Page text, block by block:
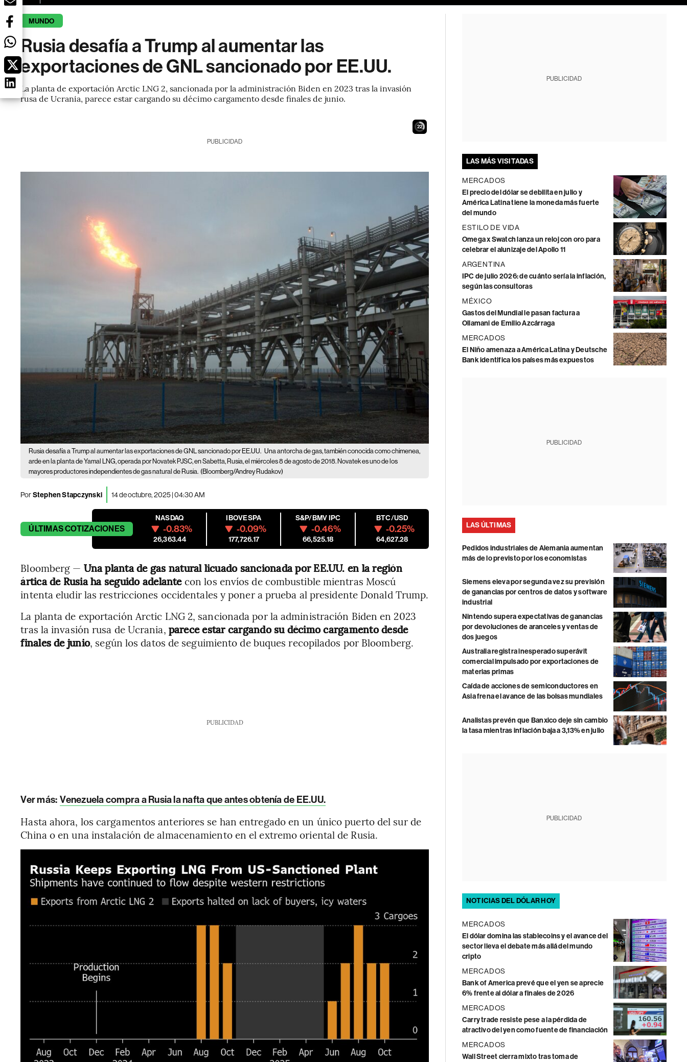
MUNDO
Rusia desafía a Trump al aumentar las
exportaciones de GNL sancionado por EE.UU.
La planta de exportación Arctic LNG 2, sancionada por la administración Biden en 2023 tras la invasión
rusa de Ucrania, parece estar cargando su décimo cargamento desde finales de junio.
20
PUBLICIDAD
Rusia desafía a Trump al aumentar las exportaciones de GNL sancionado por EE.UU. Una antorcha de gas, también conocida como chimenea,
arde en la planta de Yamal LNG, operada por Novatek PJSC, en Sabetta, Rusia, el miércoles 8 de agosto de 2018. Novatek es uno de los
mayores productores independientes de gas natural de Rusia. (Bloomberg/Andrey Rudakov)
PorStephen Stapczynski 14 de octubre, 2025 | 04:30 AM
ÚLTIMASCOTIZACIONES
NASDAQ
-0.83%
26,363.44
IBOVESPA
-0.09%
177,726.17
S&P/BMV IPC
-0.46%
66,525.18
BTC/USD
-0.25%
64,627.28
Bloomberg — Una planta de gas natural licuado sancionada por EE.UU. en la región
ártica de Rusia ha seguido adelantecon los envíos de combustible mientras Moscú
intenta eludir las restricciones occidentales y poner a prueba al presidente Donald Trump.
La planta de exportación Arctic LNG 2, sancionada por la administración Biden en 2023
tras la invasión rusa de Ucrania, parece estar cargando su décimo cargamento desde
finales de junio, según los datos de seguimiento de buques recopilados por Bloomberg.
PUBLICIDAD
Ver más: Venezuela compra a Rusia la nafta que antes obtenía de EE.UU.
Hasta ahora, los cargamentos anteriores se han entregado en un único puerto del sur de
China o en una instalación de almacenamiento en el extremo oriental de Rusia.
PUBLICIDAD
LAS MÁS VISITADAS
MERCADOS
El precio del dólar se debilita en julio y
América Latina tiene la moneda más fuerte
del mundo
ESTILO DE VIDA
Omega x Swatch lanza un reloj con oro para
celebrar el alunizaje del Apollo 11
ARGENTINA
IPC de julio 2026: de cuánto sería la inflación,
según las consultoras
MÉXICO
Gastos del Mundial le pasan factura a
Ollamani de Emilio Azcárraga
MERCADOS
El Niño amenaza a América Latina y Deutsche
Bank identifica los países más expuestos
PUBLICIDAD
LAS ÚLTIMAS
Pedidos industriales de Alemania aumentan
más de lo previsto por los economistas
Siemens eleva por segunda vez su previsión
de ganancias por centros de datos y software
industrial
Nintendo supera expectativas de ganancias
por devoluciones de aranceles y ventas de
dos juegos
Australia registra inesperado superávit
comercial impulsado por exportaciones de
materias primas
Caída de acciones de semiconductores en
Asia frena el avance de las bolsas mundiales
Analistas prevén que Banxico deje sin cambio
la tasa mientras inflación baja a 3,13% en julio
PUBLICIDAD
NOTICIAS DEL DÓLAR HOY
MERCADOS
El dólar domina las stablecoins y el avance del
sector lleva el debate más allá del mundo
cripto
MERCADOS
Bank of America prevé que el yen se aprecie
6% frente al dólar a finales de 2026
MERCADOS
Carry trade resiste pese a la pérdida de
atractivo del yen como fuente de financiación
MERCADOS
Wall Street cierra mixto tras toma de